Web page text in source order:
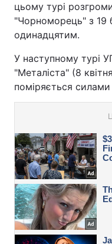
цьому турі
"Чорноморець" з 19
одинадцятим.
У наступному турі
"Металіста" (8
поміряється